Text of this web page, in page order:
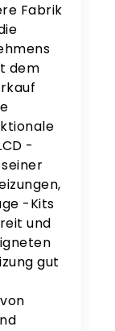
Fabrik
dem
-
-Kits
und
gut